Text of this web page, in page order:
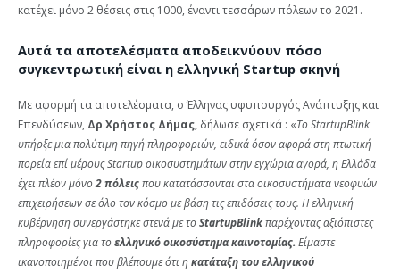
κατέχει μόνο 2 θέσεις στις 1000, έναντι τεσσάρων πόλεων το 2021.
Αυτά τα αποτελέσματα αποδεικνύουν πόσο
συγκεντρωτική είναι η ελληνική Startup σκηνή
Με αφορμή τα αποτελέσματα, ο Έλληνας υφυπουργός Ανάπτυξης και
Επενδύσεων, Δρ Χρήστος Δήμας, δήλωσε σχετικά : «Το StartupBlink
υπήρξε μια πολύτιμη πηγή πληροφοριών, ειδικά όσον αφορά στη πτωτική
πορεία επί μέρους Startup οικοσυστημάτων στην εγχώρια αγορά, η Ελλάδα
έχει πλέον μόνο2 πόλειςπου κατατάσσονται στα οικοσυστήματα νεοφυών
επιχειρήσεων σε όλο τον κόσμο με βάση τις επιδόσεις τους. Η ελληνική
κυβέρνηση συνεργάστηκε στενά με τοStartupBlinkπαρέχοντας αξιόπιστες
πληροφορίες για τοελληνικό οικοσύστημα καινοτομίας. Είμαστε
ικανοποιημένοι που βλέπουμε ότι ηκατάταξη του ελληνικού